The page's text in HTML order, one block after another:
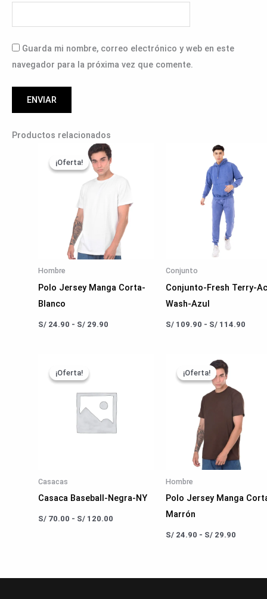
Guarda mi nombre, correo electrónico y web en este
navegador para la próxima vez que comente.
Productos relacionados
¡Oferta!
¡Oferta!
Hombre
Polo Jersey Manga Corta-
Blanco
S/24.90 - S/29.90
Rango
de
precios:
desde
hasta
S/ 29.90
Conjunto
Conjunto-Fresh Terry-
Wash-Azul
S/109.90 - S/114.90
¡Oferta!
¡Oferta!
Casacas
Casaca Baseball-Negra-NY
S/70.00 - S/120.00
S/ 70.00
¡Oferta!
¡Oferta!
Hombre
Polo Jersey Manga
Marrón
S/24.90 - S/29.90
desde
S/ 24.90
hasta
S/ 29.90